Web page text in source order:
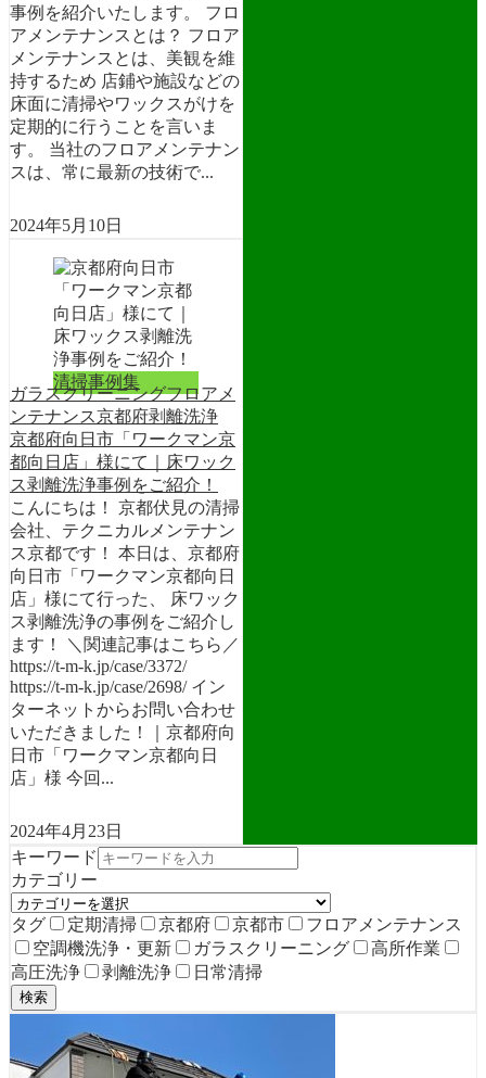
事例を紹介いたします。 フロ
アメンテナンスとは？ フロア
メンテナンスとは、美観を維
持するため 店鋪や施設などの
床面に清掃やワックスがけを
定期的に行うことを言いま
す。 当社のフロアメンテナン
スは、常に最新の技術で...
2024年5月10日
清掃事例集
ガラスクリーニングフロアメ
ンテナンス京都府剥離洗浄
京都府向日市「ワークマン京
都向日店」様にて｜床ワック
ス剥離洗浄事例をご紹介！
こんにちは！ 京都伏見の清掃
会社、テクニカルメンテナン
ス京都です！ 本日は、京都府
向日市「ワークマン京都向日
店」様にて行った、 床ワック
ス剥離洗浄の事例をご紹介し
ます！ ＼関連記事はこちら／
https://t-m-k.jp/case/3372/
https://t-m-k.jp/case/2698/ イン
ターネットからお問い合わせ
いただきました！｜京都府向
日市「ワークマン京都向日
店」様 今回...
2024年4月23日
キーワード
カテゴリー
タグ 定期清掃 京都府 京都市
フロアメンテナンス
空調機洗浄・更新
ガラスクリーニング
高所作業
高圧洗浄
剥離洗浄 日常清掃
検索